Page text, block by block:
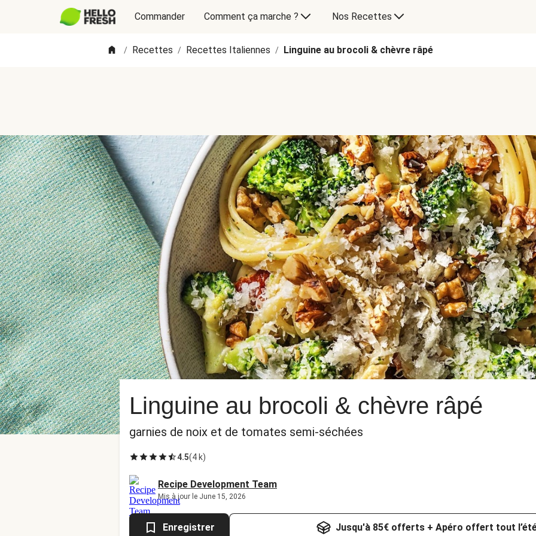
Commander Comment ça marche ? Nos Recettes
/ Recettes / Recettes Italiennes / Linguine au brocoli & chèvre râpé
Linguine au brocoli & chèvre râpé
garnies de noix et de tomates semi-séchées
4.5(4 k)
Recipe Development Team
Mis à jour le June 15, 2026
Enregistrer Jusqu'à 85€ offerts + Apéro offert tout